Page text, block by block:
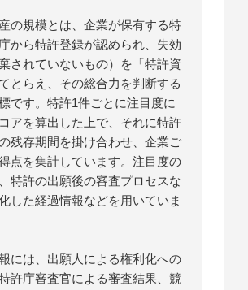
の規模とは、企業が保有する特
から特許登録が認められ、失効
されていないもの）を「特許資
とらえ、その総合力を判断する
です。特許1件ごとに注目度に
アを算出した上で、それに特許
残存期間を掛け合わせ、企業ご
点を集計しています。注目度の
特許の出願後の審査プロセスな
した経過情報などを用いていま
には、出願人による権利化への
許庁審査官による審査結果、競